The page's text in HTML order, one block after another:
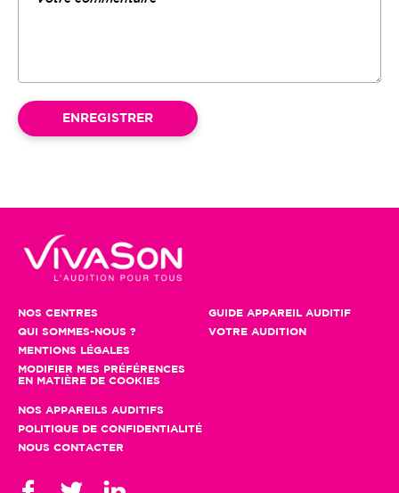
NOS CENTRES
QUI SOMMES-NOUS ?
MENTIONS LÉGALES
MODIFIER MES PRÉFÉRENCES
EN MATIÈRE DE COOKIES
GUIDE APPAREIL AUDITIF
VOTRE AUDITION
NOS APPAREILS AUDITIFS
POLITIQUE DE CONFIDENTIALITÉ
NOUS CONTACTER